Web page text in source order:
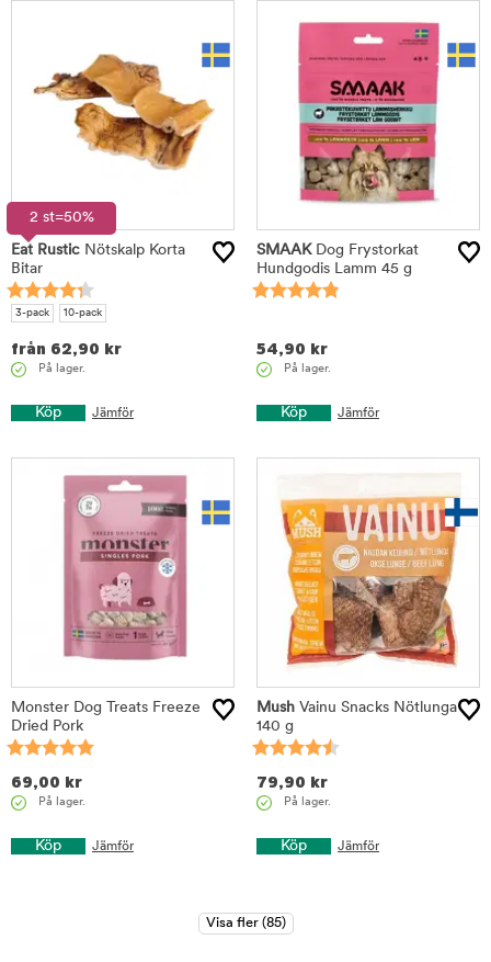
2 st=50%
Eat Rustic Nötskalp Korta
Bitar
3-pack 10-pack
från 62,90 kr
På lager.
Köp Jämför
SMAAKDog Frystorkat
Hundgodis Lamm 45 g
54,90 kr
På lager.
Köp Jämför
Monster Dog Treats Freeze
Dried Pork
69,00 kr
På lager.
Köp Jämför
Mush Vainu Snacks Nötlunga
140 g
79,90 kr
På lager.
Köp Jämför